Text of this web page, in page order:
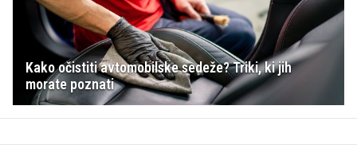
Kako očistiti avtomobilske sedeže? Triki, ki jih
morate poznati